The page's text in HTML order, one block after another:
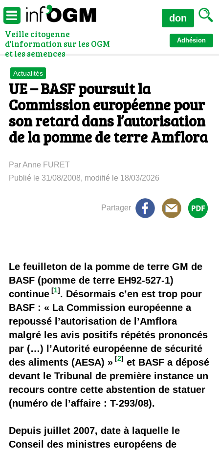
Veille citoyenne
d'information sur les OGM
et les semences
Adhésion
don
Actualités
UE – BASF poursuit la
Commission européenne pour
son retard dans l’autorisation
de la pomme de terre Amflora
Par Anne FURET
Publié le 31/08/2008, modifié le 18/03/2026
Partager
Le feuilleton de la pomme de terre GM de
BASF (pomme de terre EH92-527-1)
continue [1]. Désormais c’en est trop pour
BASF : « La Commission européenne a
repoussé l’autorisation de l’Amflora
malgré les avis positifs répétés prononcés
par (…) l’Autorité européenne de sécurité
des aliments (AESA) » [2] et BASF a déposé
devant le Tribunal de première instance un
recours contre cette abstention de statuer
(numéro de l’affaire : T-293/08).
Depuis juillet 2007, date à laquelle le
Conseil des ministres européens de